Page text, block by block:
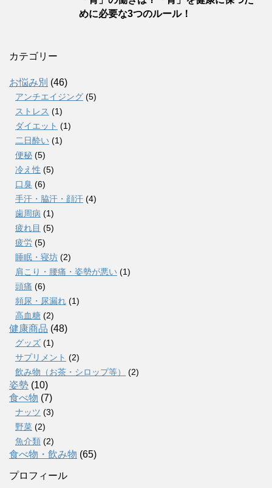
めに必要な3つのルール！
カテゴリー
お悩み別 (46)
アンチエイジング (5)
ストレス (1)
ダイエット (1)
二日酔い (1)
便秘 (5)
冷え性 (5)
口臭 (6)
手汗・脇汗・顔汗 (4)
歯周病 (1)
疲れ目 (5)
疲労 (5)
睡眠・寝坊 (2)
肩こり・腰痛・姿勢が悪い (1)
頭痛 (6)
頻尿・尿漏れ (1)
高血糖 (2)
健康商品 (48)
グッズ (1)
サプリメント (2)
飲み物（お茶・シロップ等）
(2)
姿勢 (10)
食べ物 (7)
ナッツ (3)
野菜 (2)
魚介類 (2)
食べ物・飲み物 (65)
プロフィール